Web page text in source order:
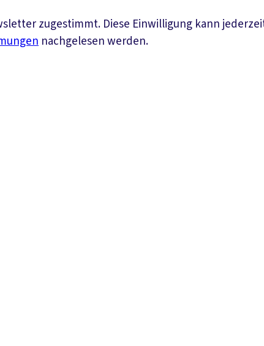
zugestimmt. Diese Einwilligung kann
nachgelesen werden.